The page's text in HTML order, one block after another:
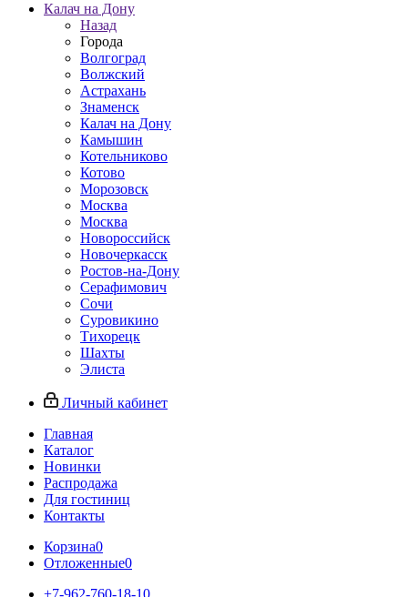
Калач на Дону
Назад
Города
Волгоград
Волжский
Астрахань
Знаменск
Калач на Дону
Камышин
Котельниково
Котово
Морозовск
Москва
Москва
Новороссийск
Новочеркасск
Ростов-на-Дону
Серафимович
Сочи
Суровикино
Тихорецк
Шахты
Элиста
Личный кабинет
Главная
Каталог
Новинки
Распродажа
Для гостиниц
Контакты
Корзина0
Отложенные0
+7-962-760-18-10